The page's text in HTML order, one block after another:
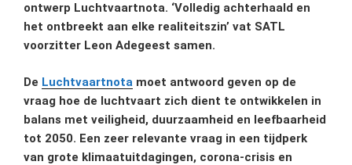
ontwerp Luchtvaartnota. ‘Volledig achterhaald en
het ontbreekt aan elke realiteitszin’ vat SATL
voorzitter Leon Adegeest samen.
De Luchtvaartnota moet antwoord geven op de
vraag hoe de luchtvaart zich dient te ontwikkelen in
balans met veiligheid, duurzaamheid en leefbaarheid
tot 2050. Een zeer relevante vraag in een tijdperk
van grote klimaatuitdagingen, corona-crisis en